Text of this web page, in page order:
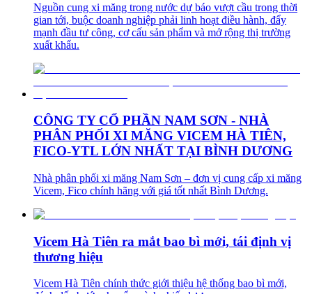
Nguồn cung xi măng trong nước dự báo vượt cầu trong thời
gian tới, buộc doanh nghiệp phải linh hoạt điều hành, đẩy
mạnh đầu tư công, cơ cấu sản phẩm và mở rộng thị trường
xuất khẩu.
CÔNG TY CỔ PHẦN NAM SƠN - NHÀ
PHÂN PHỐI XI MĂNG VICEM HÀ TIÊN,
FICO-YTL LỚN NHẤT TẠI BÌNH DƯƠNG
Nhà phân phối xi măng Nam Sơn – đơn vị cung cấp xi măng
Vicem, Fico chính hãng với giá tốt nhất Bình Dương.
Vicem Hà Tiên ra mắt bao bì mới, tái định vị
thương hiệu
Vicem Hà Tiên chính thức giới thiệu hệ thống bao bì mới,